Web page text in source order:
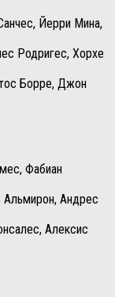
Йерри Мина,
Родригес, Хорхе
Борре, Джон
Фабиан
Альмирон, Андрес
Алексис